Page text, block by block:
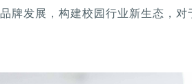
牌发展，构建校园行业新生态，